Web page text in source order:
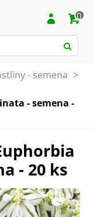
0
- semena >
- semena -
- 20 ks